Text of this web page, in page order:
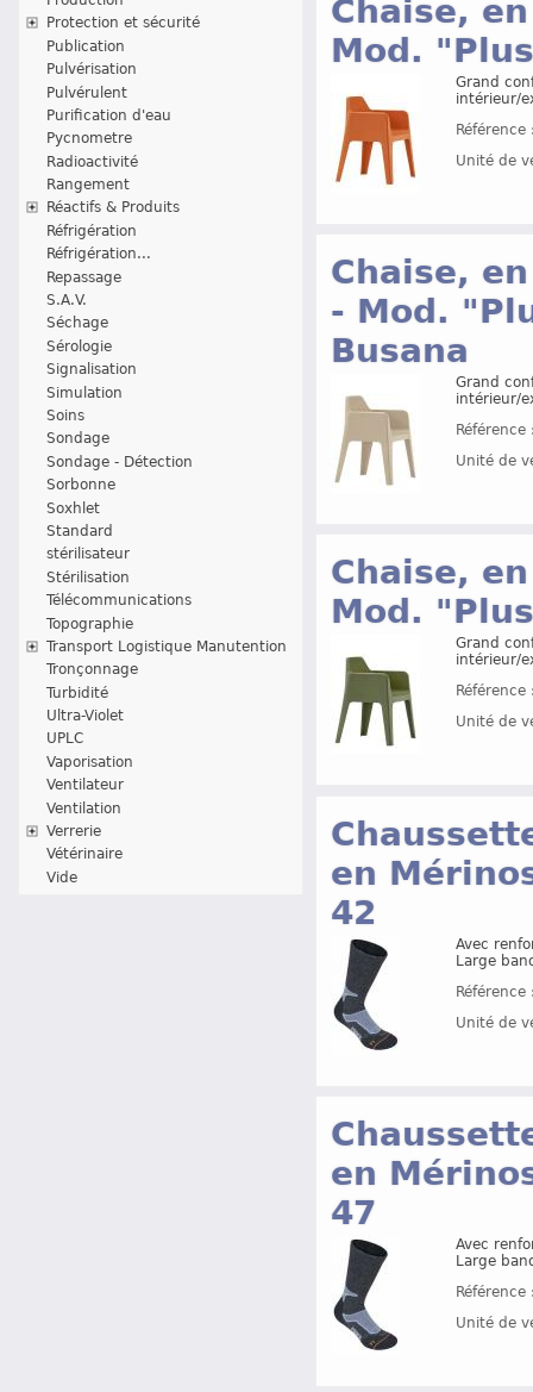
Protection et sécurité
Publication
Pulvérisation
Pulvérulent
Purification d'eau
Pycnometre
Radioactivité
Rangement
Réactifs & Produits
Réfrigération
Réfrigération...
Repassage
S.A.V.
Séchage
Sérologie
Signalisation
Simulation
Soins
Sondage
Sondage - Détection
Sorbonne
Soxhlet
Standard
stérilisateur
Stérilisation
Télécommunications
Topographie
Transport Logistique Manutention
Tronçonnage
Turbidité
Ultra-Violet
UPLC
Vaporisation
Ventilateur
Ventilation
Verrerie
Vétérinaire
Vide
Chaise,
Mod.
Grand
intérieur/
Unité de
Chaise,
- Mod.
Busana
Grand
intérieur/
Unité de
Chaise,
Mod.
Grand
intérieur/
Unité de
en
42
Avec
Large
Unité de
en
47
Avec
Large
Unité de